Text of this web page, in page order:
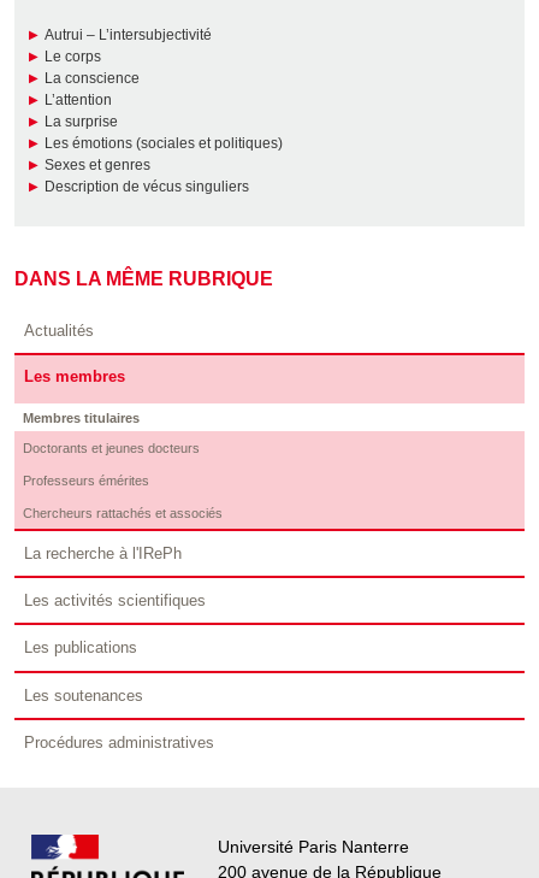
Autrui – L’intersubjectivité
Le corps
La conscience
L’attention
La surprise
Les émotions (sociales et politiques)
Sexes et genres
Description de vécus singuliers
DANS LA MÊME RUBRIQUE
Actualités
Les membres
Membres titulaires
Doctorants et jeunes docteurs
Professeurs émérites
Chercheurs rattachés et associés
La recherche à l'IRePh
Les activités scientifiques
Les publications
Les soutenances
Procédures administratives
Université Paris Nanterre
200 avenue de la République